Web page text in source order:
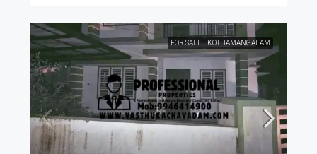
FOR SALE KOTHAMANGALAM